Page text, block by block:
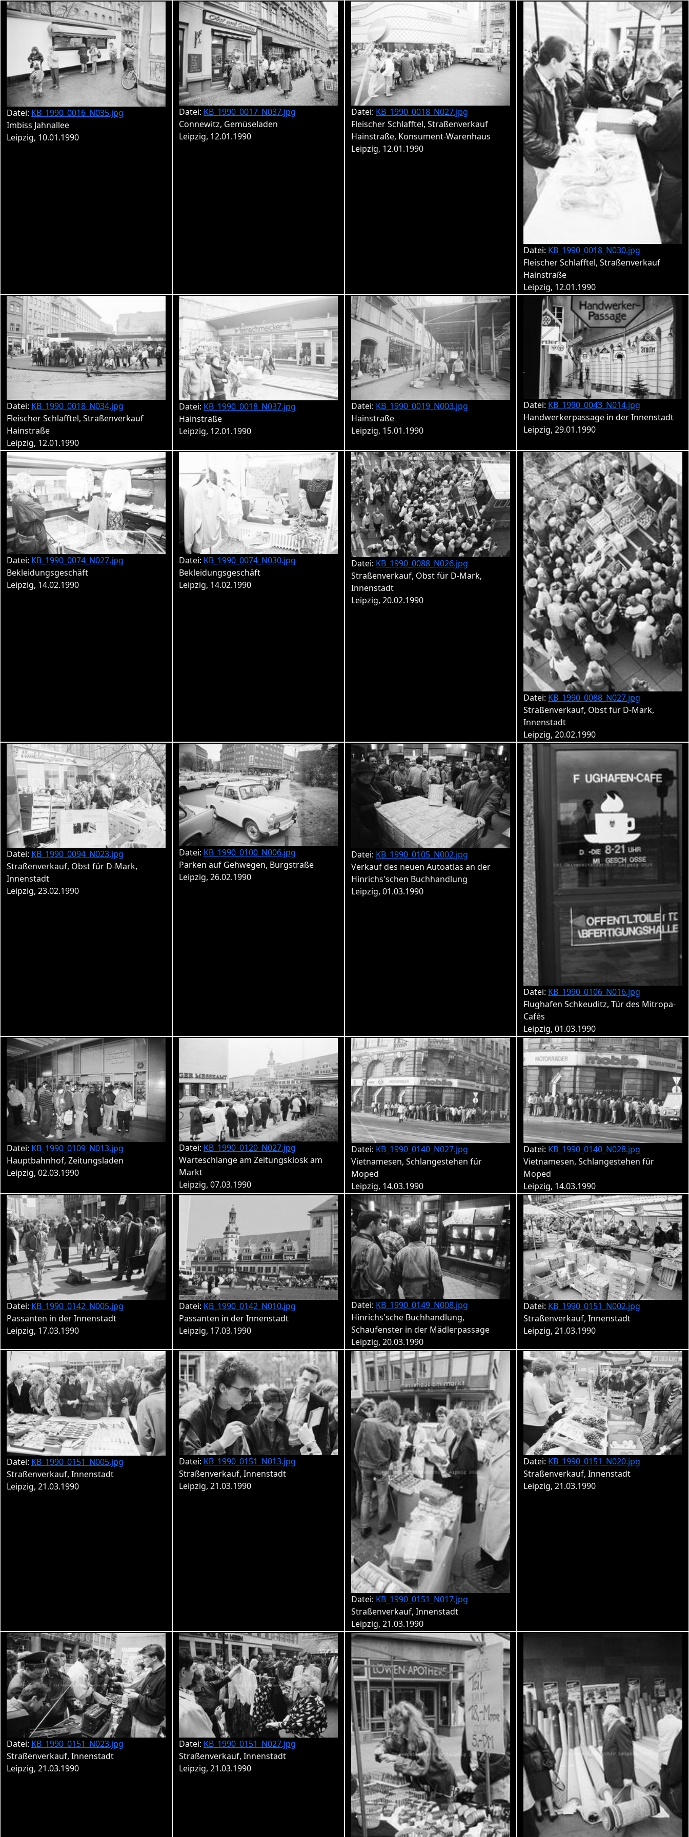
Datei: KB_1990_0016_N035.jpg
Imbiss Jahnallee
Leipzig, 10.01.1990
Datei: KB_1990_0017_N037.jpg
Connewitz, Gemüseladen
Leipzig, 12.01.1990
Datei: KB_1990_0018_N027.jpg
Fleischer Schlafftel, Straßenverkauf
Hainstraße, Konsument-Warenhaus
Leipzig, 12.01.1990
Datei: KB_1990_0018_N030.jpg
Fleischer Schlafftel, Straßenverkauf
Hainstraße
Leipzig, 12.01.1990
Datei: KB_1990_0018_N034.jpg
Fleischer Schlafftel, Straßenverkauf
Hainstraße
Leipzig, 12.01.1990
Datei: KB_1990_0018_N037.jpg
Hainstraße
Leipzig, 12.01.1990
Datei: KB_1990_0019_N003.jpg
Hainstraße
Leipzig, 15.01.1990
Datei: KB_1990_0043_N014.jpg
Handwerkerpassage in der Innenstadt
Leipzig, 29.01.1990
Datei: KB_1990_0074_N027.jpg
Bekleidungsgeschäft
Leipzig, 14.02.1990
Datei: KB_1990_0074_N030.jpg
Bekleidungsgeschäft
Leipzig, 14.02.1990
Datei: KB_1990_0088_N026.jpg
Straßenverkauf, Obst für D-Mark,
Innenstadt
Leipzig, 20.02.1990
Datei: KB_1990_0088_N027.jpg
Straßenverkauf, Obst für D-Mark,
Innenstadt
Leipzig, 20.02.1990
Datei: KB_1990_0094_N023.jpg
Straßenverkauf, Obst für D-Mark,
Innenstadt
Leipzig, 23.02.1990
Datei: KB_1990_0100_N006.jpg
Parken auf Gehwegen, Burgstraße
Leipzig, 26.02.1990
Datei: KB_1990_0105_N002.jpg
Verkauf des neuen Autoatlas an der
Hinrichs'schen Buchhandlung
Leipzig, 01.03.1990
Datei: KB_1990_0106_N016.jpg
Flughafen Schkeuditz, Tür des Mitropa-
Cafés
Leipzig, 01.03.1990
Datei: KB_1990_0109_N013.jpg
Hauptbahnhof, Zeitungsladen
Leipzig, 02.03.1990
Datei: KB_1990_0120_N027.jpg
Warteschlange am Zeitungskiosk am
Markt
Leipzig, 07.03.1990
Datei: KB_1990_0140_N027.jpg
Vietnamesen, Schlangestehen für
Moped
Leipzig, 14.03.1990
Datei: KB_1990_0140_N028.jpg
Vietnamesen, Schlangestehen für
Moped
Leipzig, 14.03.1990
Datei: KB_1990_0142_N005.jpg
Passanten in der Innenstadt
Leipzig, 17.03.1990
Datei: KB_1990_0142_N010.jpg
Passanten in der Innenstadt
Leipzig, 17.03.1990
Datei: KB_1990_0149_N008.jpg
Hinrichs'sche Buchhandlung,
Schaufenster in der Mädlerpassage
Leipzig, 20.03.1990
Datei: KB_1990_0151_N002.jpg
Straßenverkauf, Innenstadt
Leipzig, 21.03.1990
Datei: KB_1990_0151_N005.jpg
Straßenverkauf, Innenstadt
Leipzig, 21.03.1990
Datei: KB_1990_0151_N013.jpg
Straßenverkauf, Innenstadt
Leipzig, 21.03.1990
Datei: KB_1990_0151_N017.jpg
Straßenverkauf, Innenstadt
Leipzig, 21.03.1990
Datei: KB_1990_0151_N020.jpg
Straßenverkauf, Innenstadt
Leipzig, 21.03.1990
Datei: KB_1990_0151_N023.jpg
Straßenverkauf, Innenstadt
Leipzig, 21.03.1990
Datei: KB_1990_0151_N027.jpg
Straßenverkauf, Innenstadt
Leipzig, 21.03.1990